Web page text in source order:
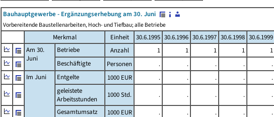
Bauhauptgewerbe - Ergänzungserhebung am 30. Juni
Vorbereitende Baustellenarbeiten, Hoch- und Tiefbau; alle Betriebe
Merkmal Einheit 30.6.1995 30.6.1996 30.6.1997 30.6.1998 30.6.1999
Am 30.
Juni
Betriebe Anzahl 1 1 1 1 1
Beschäftigte
Personen . . . . .
Im Juni
Entgelte 1000 EUR . . . . .
geleistete
Arbeitsstunden
1000 Std. . . . . .
Gesamtumsatz
1000 EUR . . . . .